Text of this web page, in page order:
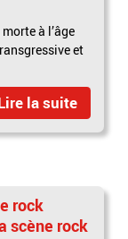
à l’âge
et
la suite
rock
scène rock